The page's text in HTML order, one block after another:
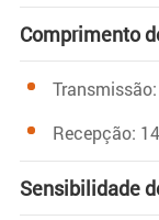
Comprimento
Recepção:
Sensibilidade